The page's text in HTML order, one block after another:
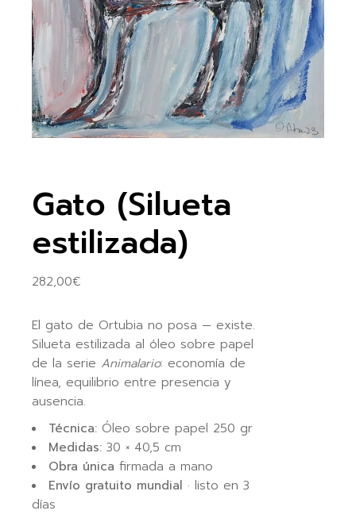
Gato (Silueta
estilizada)
282,00€
El gato de Ortubia no posa — existe.
Silueta estilizada al óleo sobre papel
de la serie Animalario: economía de
línea, equilibrio entre presencia y
ausencia.
Técnica: Óleo sobre papel 250 gr
Medidas: 30 × 40,5 cm
Obra única firmada a mano
Envío gratuito mundial · listo en 3
días